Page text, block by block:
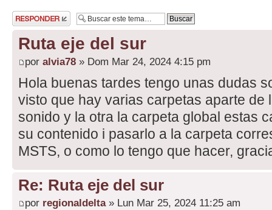
Publicar una
respuesta
Ruta eje del sur
por alvia78 » Dom Mar 24, 2024 4:15 pm
Hola buenas tardes tengo unas dudas
visto que hay varias carpetas aparte de
sonido y la otra la carpeta global estas
su contenido i pasarlo a la carpeta
MSTS, o como lo tengo que hacer,
Re: Ruta eje del sur
por regionaldelta» Lun Mar 25, 2024 11:25 am